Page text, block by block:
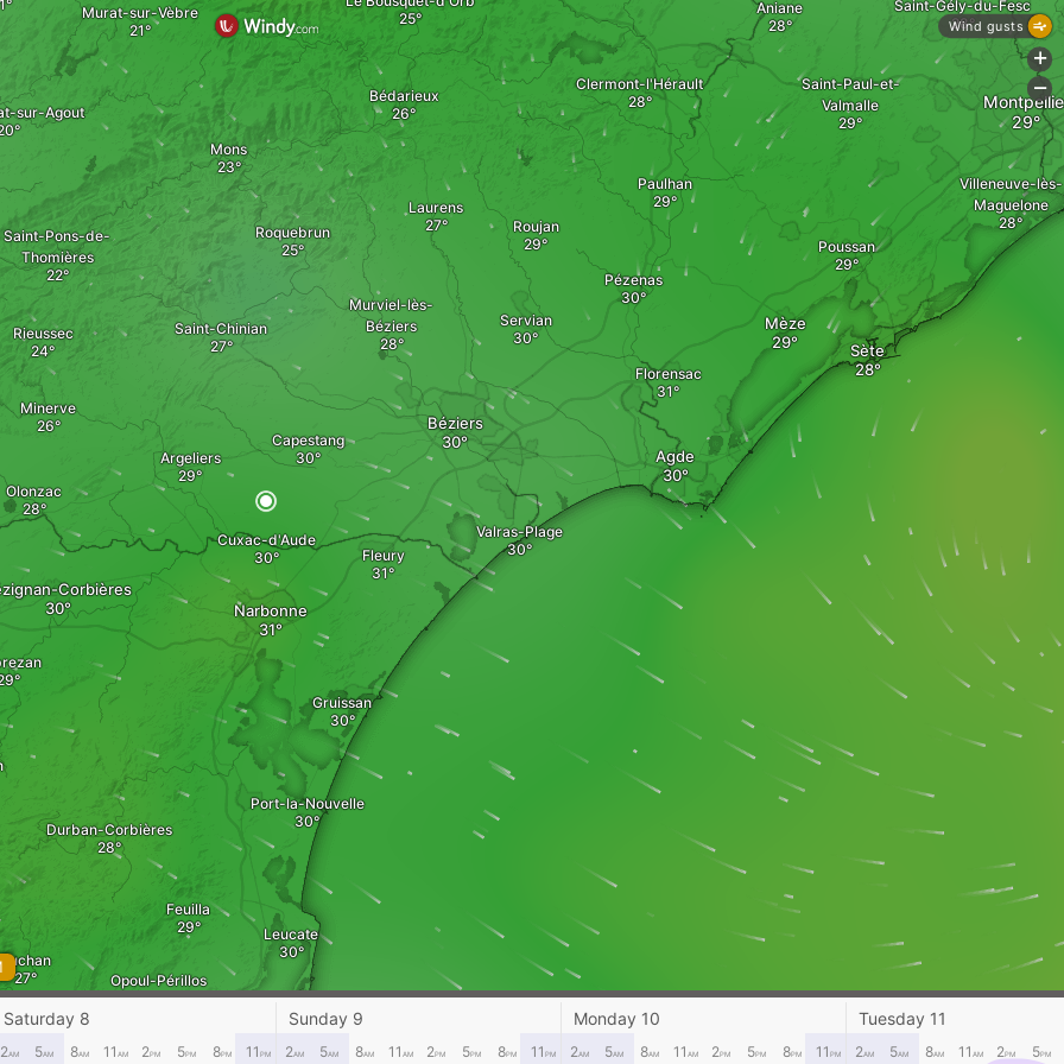
Gruissan
Fleury
Narbonne
Cuxac-d'Aude
Argeliers
Mons
Roquebrun
Murviel-lès-
Béziers
Capestang
Saint-Chinian
Corbières
Olonzac
Valras-Plage
Agde
Port-la-Nouvelle
Feuilla
Leucate
Opoul-Périllos
Durban-Corbières
Saint-Pons-de-
Thomières
Minerve
Rieussec
Paulhan
Laurens
Roujan
Pézenas
Béziers
Servian
Florensac
Tuchan
Murat-sur-Vèbre
Bédarieux
sur-Agout
Clermont-l'Hérault
Villeneuve-lès-
Maguelone
Poussan
Sète
Mèze
Saint-Gély-du-Fesc
Aniane
Saint-Paul-et-
Valmalle
Saturday 8 Sunday 9 Monday 10 Tuesday 11
2AM 5AM 8AM 11 AM 2PM 5PM 8PM 11 PM 2AM 5AM 8AM 11 AM 2PM 5PM 8PM 11 PM 2AM 5AM 8AM 11 AM 2PM 5PM 8PM 11 PM 2AM 5AM 8AM 11 AM 2PM 5PM
Wind gusts
+
-